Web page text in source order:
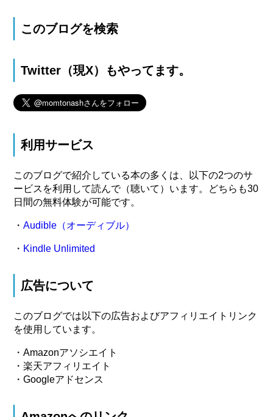
このブログを検索
Twitter（現X）もやってます。
利用サービス
このブログで紹介している本の多くは、以下の2つのサ
ービスを利用して読んで（聴いて）います。どちらも30
日間の無料体験が可能です。
・Audible（オーディブル）
・ Kindle Unlimited
広告について
このブログでは以下の広告およびアフィリエイトリンク
を使用しています。
・Amazonアソシエイト
・楽天アフィリエイト
・Googleアドセンス